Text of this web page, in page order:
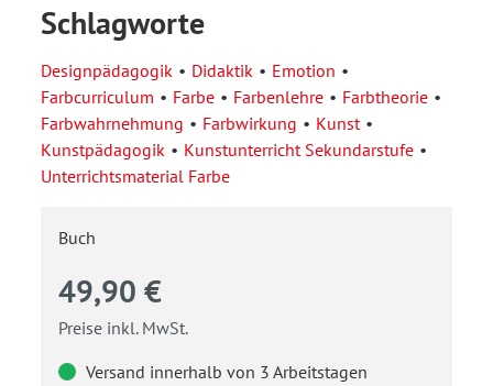
Schlagworte
Designpädagogik Didaktik
Emotion
Farbcurriculum
Farbe Farbenlehre
Farbtheorie
Farbwahrnehmung
Farbwirkung
Kunst
Kunstpädagogik
Kunstunterricht Sekundarstufe
Unterrichtsmaterial Farbe
Buch
49,90 €
Preise inkl. MwSt.
Versand innerhalb von 3 Arbeitstagen